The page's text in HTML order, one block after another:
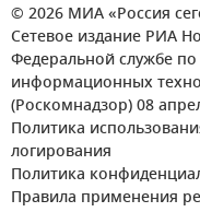
© 2026 МИА «Россия
Сетевое издание РИА
Федеральной службе
информационных
(Роскомнадзор) 08
Политика
логирования
Политика
Правила применения